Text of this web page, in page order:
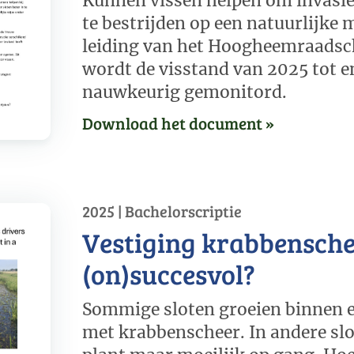
te bestrijden op een natuurlijke
leiding van het
wordt de visstand van 2025 tot
nauwkeurig gemonitord.
Download het document »
2025 | Bachelorscriptie
Vestiging
(on)succesvol?
Sommige sloten groeien binnen
met krabbenscheer. In andere